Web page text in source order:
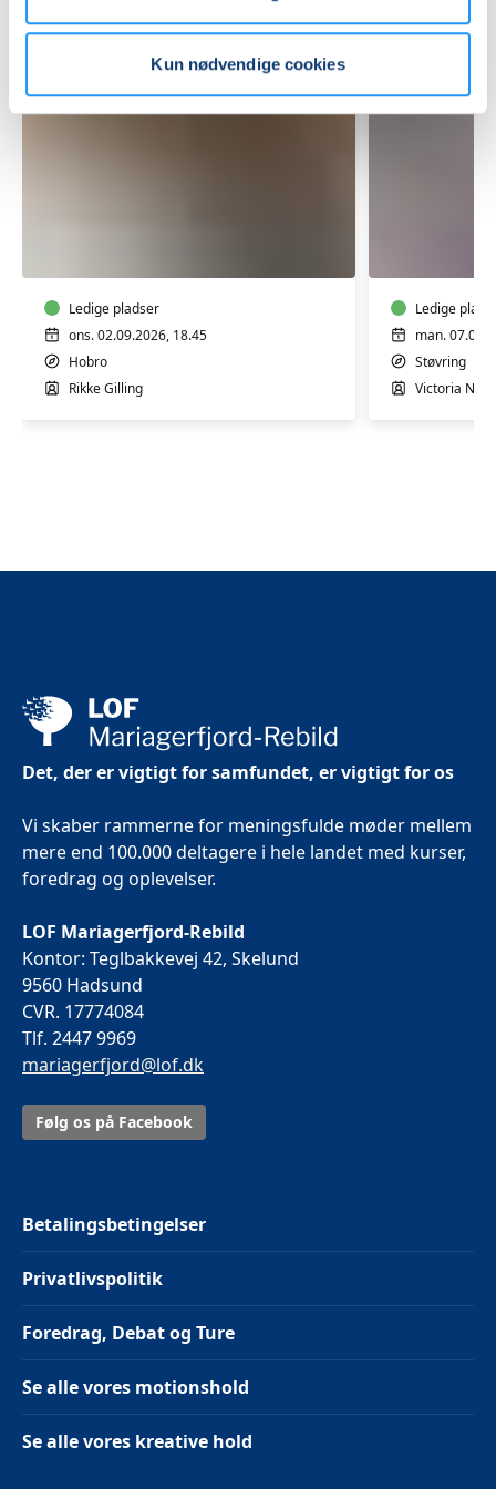
Kun nødvendige cookies
Ledige pladser
ons. 02.09.2026, 18.45
Hobro
Rikke Gilling
Ledige
man.
Støvring
Victoria Nord
Det, der er vigtigt for samfundet, er vigtigt for os
Vi skaber rammerne for meningsfulde møder mellem
mere end 100.000 deltagere i hele landet med kurser,
foredrag og oplevelser.
LOF Mariagerfjord-Rebild
Kontor: Teglbakkevej 42, Skelund
9560 Hadsund
CVR. 17774084
Tlf. 2447 9969
mariagerfjord@lof.dk
Følg os på Facebook
Betalingsbetingelser
Privatlivspolitik
Foredrag, Debat og Ture
Se alle vores motionshold
Se alle vores kreative hold